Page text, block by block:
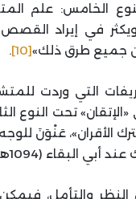
الخامس: علم
في إيراد
جميع طرق ذلك»[10]
.
التي وردت
الأقران»، عَنْوَنَ
(1094هـ) في كتابه «الكليّات»
والتأمل،